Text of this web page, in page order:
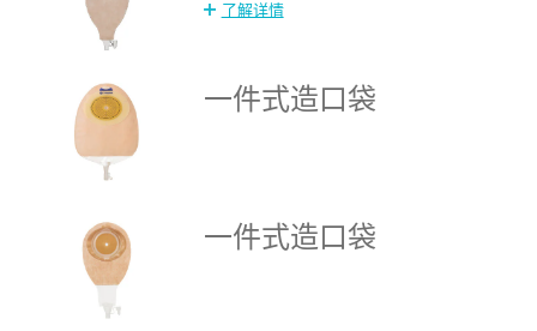
了解详情
一件式造口袋
一件式造口袋